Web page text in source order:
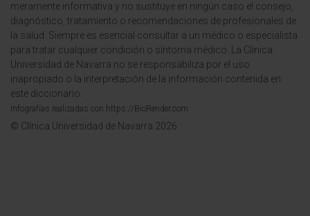
meramente informativa y no sustituye en ningún caso el consejo,
diagnóstico, tratamiento o recomendaciones de profesionales de
la salud. Siempre es esencial consultar a un médico o especialista
para tratar cualquier condición o síntoma médico. La Clínica
Universidad de Navarra no se responsabiliza por el uso
inapropiado o la interpretación de la información contenida en
este diccionario.
Infografías realizadas con https://BioRender.com
© Clínica Universidad de Navarra 2026